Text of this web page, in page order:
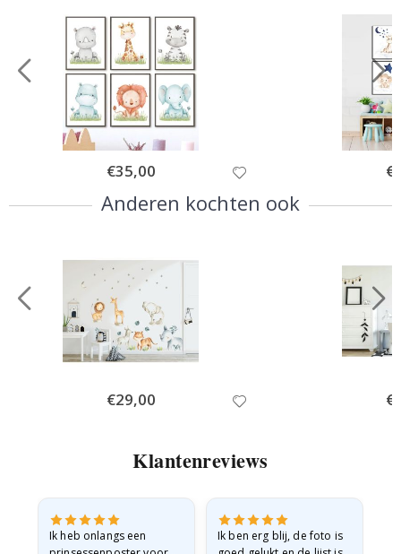
Special
Price
€35,00
Anderen kochten ook
Special
Price
€29,00
Klantenreviews
Ik heb onlangs een
Ik ben erg blij, de foto is